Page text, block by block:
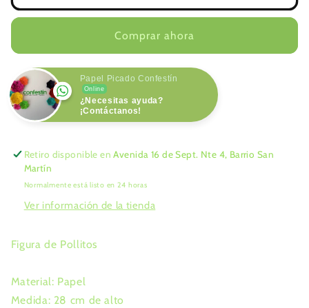
Comprar ahora
Papel Picado Confestín
Online
¿Necesitas ayuda?
¡Contáctanos!
Retiro disponible enAvenida 16 de Sept. Nte 4, Barrio San
Martín
Normalmente está listo en 24 horas
Ver información de la tienda
Figura de Pollitos
Material: Papel
Medida: 28 cm de alto